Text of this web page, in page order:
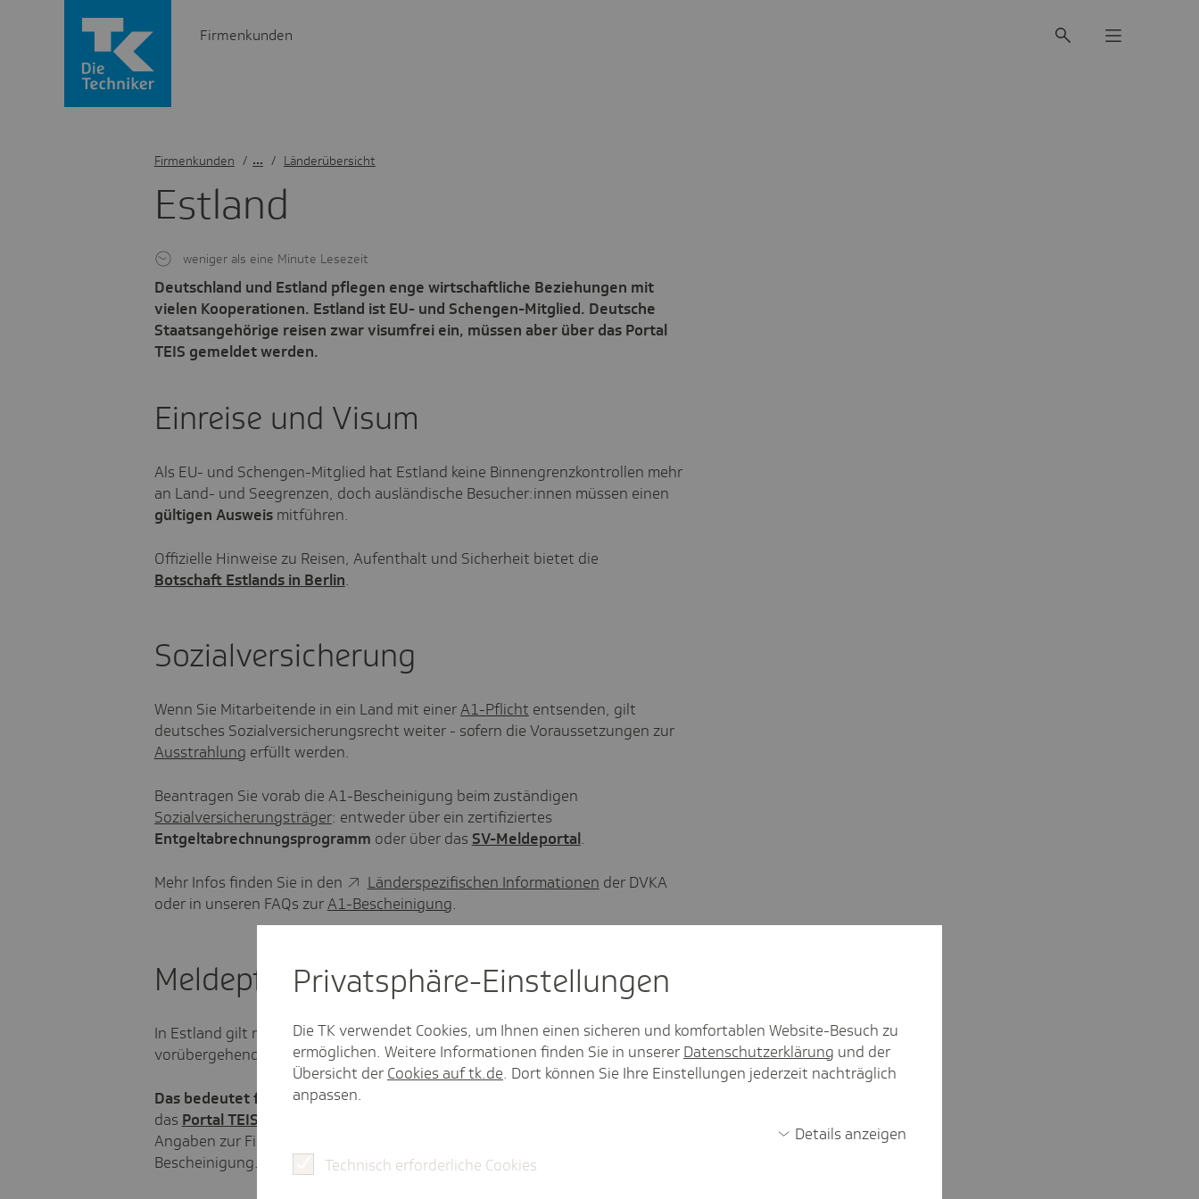
Firmenkunden
Estland
Deutschland und Estland pflegen enge wirtschaftliche Beziehungen mit
vielen Kooperationen. Estland ist EU- und Schengen-Mitglied. Deutsche
Staatsangehörige reisen zwar visumfrei ein, müssen aber über das Portal
TEIS gemeldet werden.
weniger als eine Minute Lesezeit
Firmenkunden / Länderübersicht
Einreise und Visum
Als EU- und Schengen-Mitglied hat Estland keine Binnengrenzkontrollen mehr
an Land- und Seegrenzen, doch ausländische Besucher:innen müssen einen
gültigen Ausweis mitführen.
Offizielle Hinweise zu Reisen, Aufenthalt und Sicherheit bietet die
Botschaft Estlands in Berlin.
Sozialversicherung
Wenn Sie Mitarbeitende in ein Land mit einerA1-Pflicht entsenden, gilt
deutsches Sozialversicherungsrecht weiter - sofern die Voraussetzungen zur
Ausstrahlung erfüllt werden.
Beantragen Sie vorab die A1-Bescheinigung beim zuständigen
Sozialversicherungsträger: entweder über ein zertifiziertes
Entgeltabrechnungsprogramm oder über das SV-Meldeportal.
Mehr Infos finden Sie in den Länderspezifischen Informationen der DVKA
oder in unseren FAQs zurA1-Bescheinigung.
Meldepflicht
In Estland gilt nach der EU-Entsenderichtlinie eine Meldepflicht für
vorübergehend entsandte Beschäftigte.
Das bedeutet für Sie:Melden Sie Ihre Mitarbeitenden
das Portal TEIS
Angaben zur Firma, Kontaktperson, Einsatzzeitraum, Ort und A1-
Bescheinigung.
Privat­sphäre-Einstel­lungen
Die TK verwendet Cookies, um Ihnen einen sicheren und komfortablen Website-Besuch zu
ermöglichen. Weitere Informationen finden Sie in unserer Datenschutzerklärung und der
Übersicht der Cookies auf tk.de. Dort können Sie Ihre Einstellungen jederzeit nachträglich
anpassen.
Details anzeigen
Technisch erforderliche Cookies